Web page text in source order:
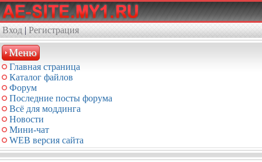
Вход | Регистрация
Меню
Главная страница
Каталог файлов
Форум
Последние посты форума
Всё для моддинга
Новости
Мини-чат
WEB версия сайта